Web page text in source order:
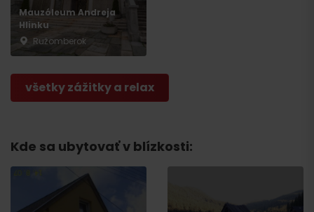
Mauzóleum Andreja
Hlinku
Ružomberok
všetky zážitky a relax
Kde sa ubytovať v blízkosti:
Odchod